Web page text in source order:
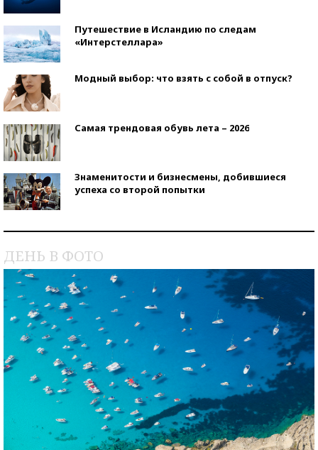
Путешествие в Исландию по следам
«Интерстеллара»
Модный выбор: что взять с собой в отпуск?
Самая трендовая обувь лета – 2026
Знаменитости и бизнесмены, добившиеся
успеха со второй попытки
Кто изобрел средства связи?
ДЕНЬ В ФОТО